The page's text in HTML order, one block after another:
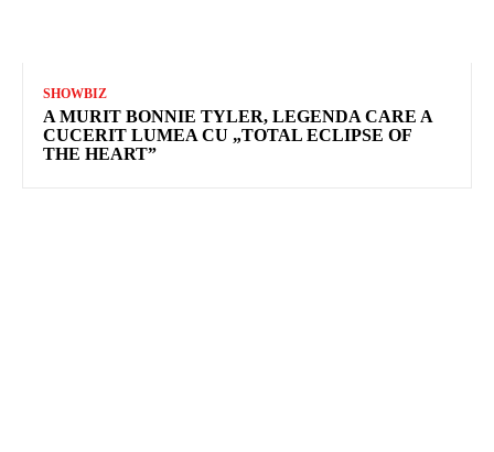
SHOWBIZ
A MURIT BONNIE TYLER, LEGENDA CARE A
CUCERIT LUMEA CU „TOTAL ECLIPSE OF
THE HEART”